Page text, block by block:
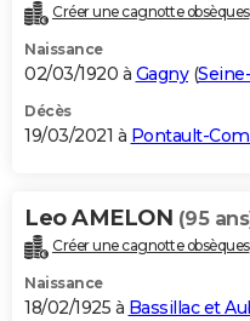
Créer une cagnotte obsèques
Naissance
02/03/1920 à Gagny(
Décès
19/03/2021 à Pontault-
Leo AMELON (95
Créer une cagnotte obsèques
Naissance
18/02/1925 à Bassillac et